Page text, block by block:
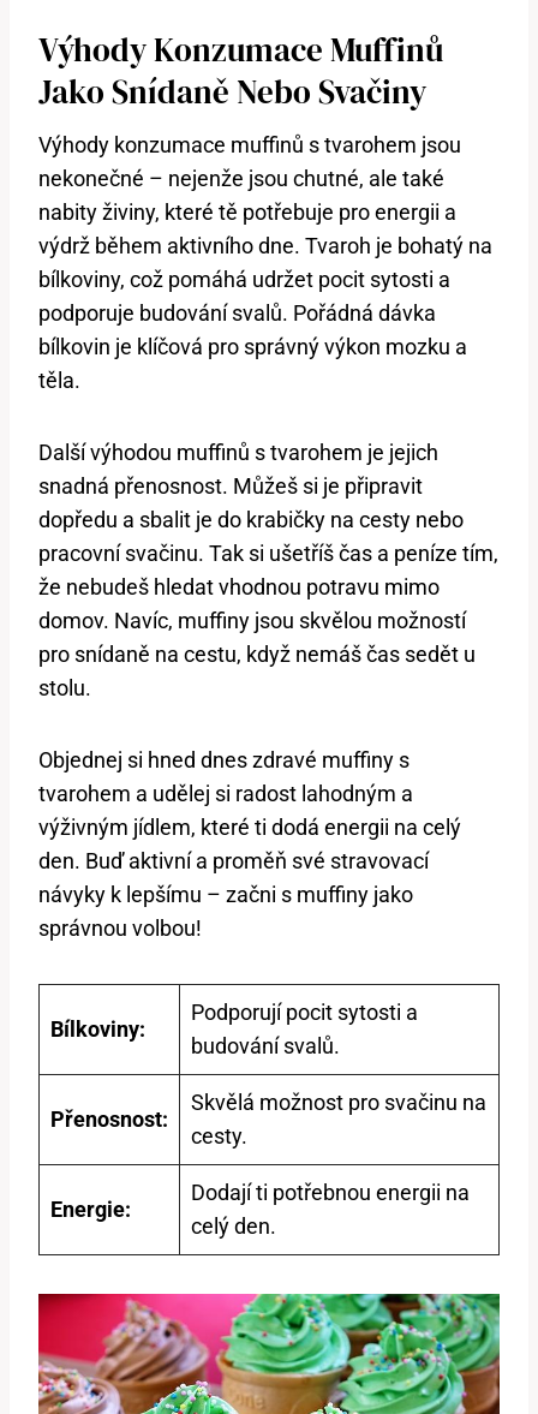
Výhody Konzumace Muffinů
Jako Snídaně Nebo Svačiny
Výhody konzumace muffinů s tvarohem jsou
nekonečné – nejenže jsou chutné, ale také
nabity živiny, které tě potřebuje pro energii a
výdrž během aktivního dne. Tvaroh je bohatý na
bílkoviny, což pomáhá udržet pocit sytosti a
podporuje budování svalů. Pořádná dávka
bílkovin je klíčová pro správný výkon mozku a
těla.
Další výhodou muffinů s tvarohem je jejich
snadná přenosnost. Můžeš si je připravit
dopředu a sbalit je do krabičky na cesty nebo
pracovní svačinu. Tak si ušetříš čas a peníze tím,
že nebudeš hledat vhodnou potravu mimo
domov. Navíc, muffiny jsou skvělou možností
pro snídaně na cestu, když nemáš čas sedět u
stolu.
Objednej si hned dnes zdravé muffiny s
tvarohem a udělej si radost lahodným a
výživným jídlem, které ti dodá energii na celý
den. Buď aktivní a proměň své stravovací
návyky k lepšímu – začni s muffiny jako
správnou volbou!
Bílkoviny:
Podporují pocit sytosti a
budování svalů.
Přenosnost:
Skvělá možnost pro svačinu na
cesty.
Energie:
Dodají ti potřebnou energii na
celý den.